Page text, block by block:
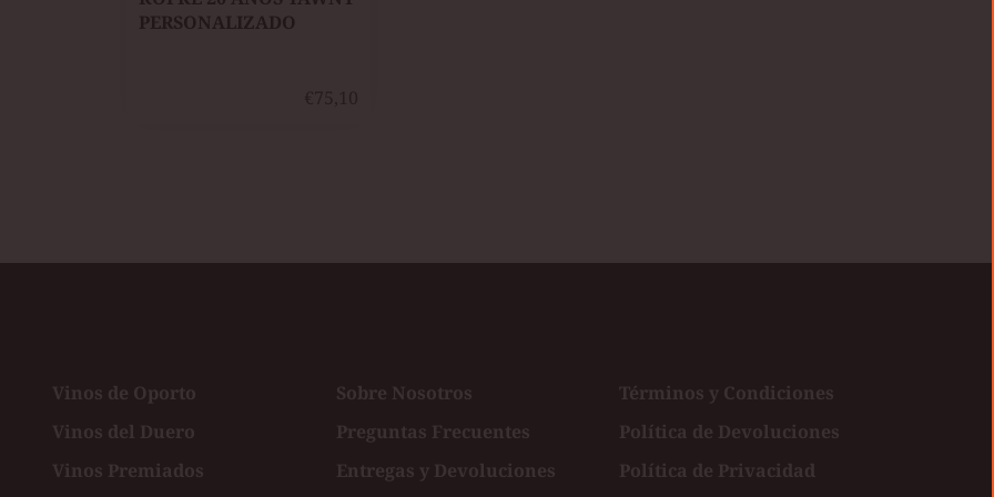
PERSONALIZADO
Vinos de Oporto
Vinos del Duero
Vinos Premiados
Sobre Nosotros
Preguntas Frecuentes
Entregas y Devoluciones
Términos y Condiciones
Política de Devoluciones
Política de Privacidad